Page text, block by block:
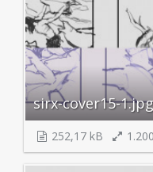
sirx-cover15-1.jpg
252,17 kB